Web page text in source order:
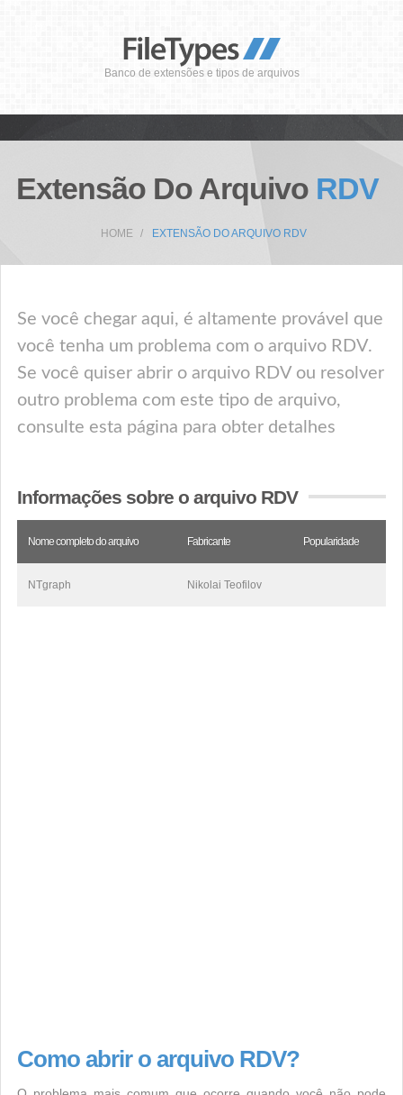
Banco de extensões e tipos de arquivos
Extensão Do Arquivo RDV
HOME EXTENSÃO DO ARQUIVO RDV
Se você chegar aqui, é altamente provável que
você tenha um problema com o arquivo RDV.
Se você quiser abrir o arquivo RDV ou resolver
outro problema com este tipo de arquivo,
consulte esta página para obter detalhes
Informações sobre o arquivo RDV
Nome completo do arquivo Fabricante Popularidade
NTgraph Nikolai Teofilov
Como abrir o arquivo RDV?